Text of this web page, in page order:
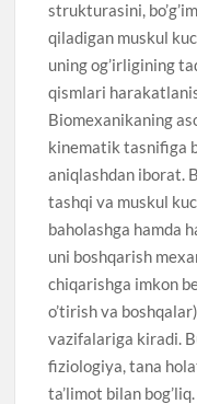
strukturasini,
qiladigan muskul
uning og’irligining
qismlari
Biomexanikaning
kinematik tasnifiga
aniqlashdan iborat.
tashqi va muskul
baholashga hamda
uni boshqarish
chiqarishga imkon
o’tirish va
vazifalariga kiradi.
fiziologiya, tana
ta’limot bilan